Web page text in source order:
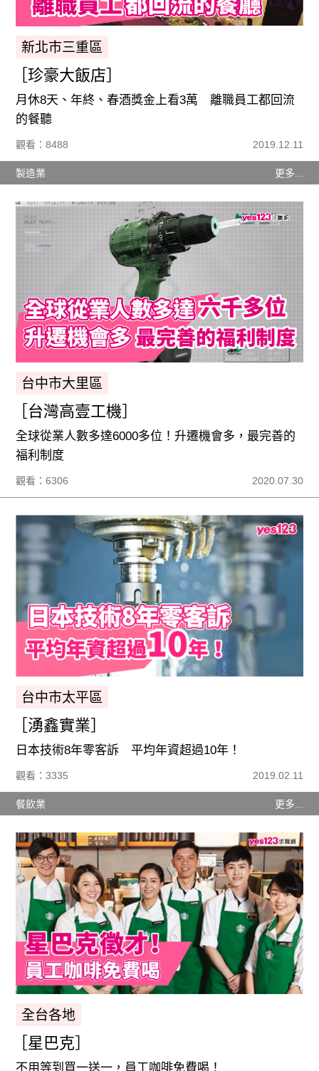
新北市三重區
［珍豪大飯店］
月休8天、年終、春酒獎金上看3萬 離職員工都回流
的餐聽
觀看：8488 2019.12.11
製造業 更多...
台中市大里區
［台灣高壹工機］
全球從業人數多達6000多位！升遷機會多，最完善的
福利制度
觀看：6306 2020.07.30
台中市太平區
［湧鑫實業］
日本技術8年零客訴 平均年資超過10年！
觀看：3335 2019.02.11
餐飲業 更多...
全台各地
［星巴克］
不用等到買一送一，員工咖啡免費喝！